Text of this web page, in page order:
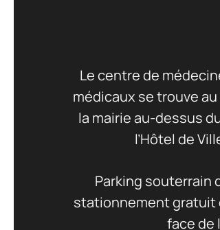
Le centre de
médicaux se trouve
la mairie au-dessus
l’Hôtel de
Parking souterrain
stationnement gratuit
face de